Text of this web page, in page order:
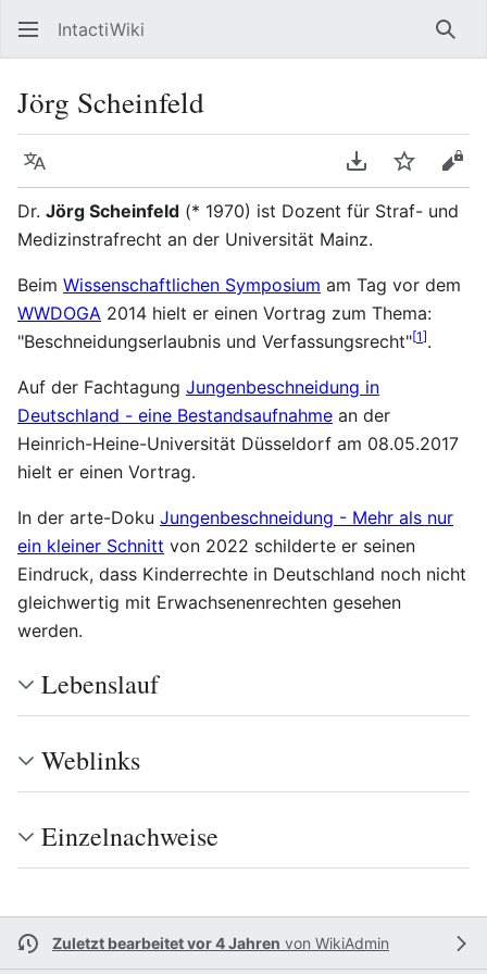
IntactiWiki
Jörg Scheinfeld
Sprache PDF
Dr. Jörg Scheinfeld (* 1970) ist Dozent für Straf- und
Medizinstrafrecht an der Universität Mainz.
Beim Wissenschaftlichen Symposium am Tag vor dem
WWDOGA 2014 hielt er einen Vortrag zum Thema:
"Beschneidungserlaubnis und Verfassungsrecht"[1].
Auf der Fachtagung Jungenbeschneidung in
Deutschland - eine Bestandsaufnahme an der
Heinrich-Heine-Universität Düsseldorf am 08.05.2017
hielt er einen Vortrag.
In der arte-Doku Jungenbeschneidung - Mehr als nur
ein kleiner Schnitt von 2022 schilderte er seinen
Eindruck, dass Kinderrechte in Deutschland noch nicht
gleichwertig mit Erwachsenenrechten gesehen
werden.
Lebenslauf
Weblinks
Einzelnachweise
Zuletzt bearbeitet vor 4 Jahren von WikiAdmin